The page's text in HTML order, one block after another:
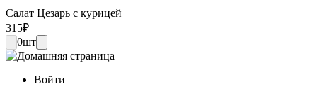
Салат Цезарь с курицей
315₽
0шт
Войти